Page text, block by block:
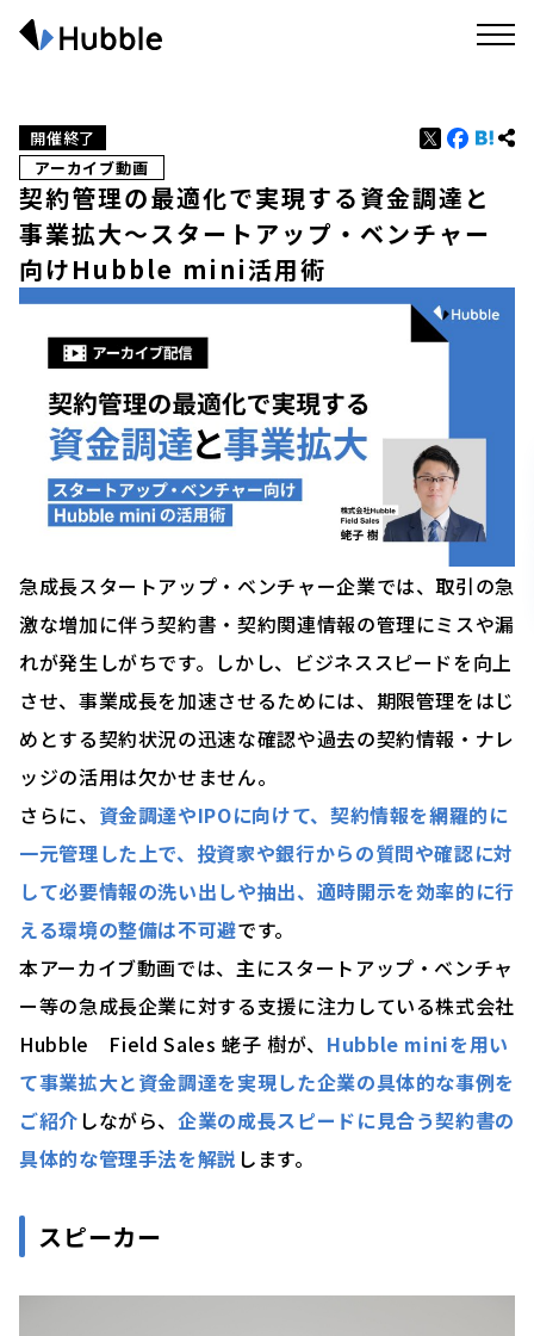
開催終了
アーカイブ動画
契約管理の最適化で実現する資金調達と
事業拡大～スタートアップ・ベンチャー
向けHubble mini活用術
急成長スタートアップ・ベンチャー企業では、取引の急
激な増加に伴う契約書・契約関連情報の管理にミスや漏
れが発生しがちです。しかし、ビジネススピードを向上
させ、事業成長を加速させるためには、期限管理をはじ
めとする契約状況の迅速な確認や過去の契約情報・ナレ
ッジの活用は欠かせません。
さらに、 資金調達やIPOに向けて、契約情報を網羅的に
一元管理した上で、投資家や銀行からの質問や確認に対
して必要情報の洗い出しや抽出、適時開示を効率的に行
える環境の整備は不可避です。
本アーカイブ動画では、主にスタートアップ・ベンチャ
ー等の急成長企業に対する支援に注力している株式会社
Hubble Field Sales 蛯子 樹が、 Hubble miniを用い
て事業拡大と資金調達を実現した企業の具体的な事例を
ご紹介 しながら、企業の成長スピードに見合う契約書の
具体的な管理手法を解説 し ます。
スピーカー